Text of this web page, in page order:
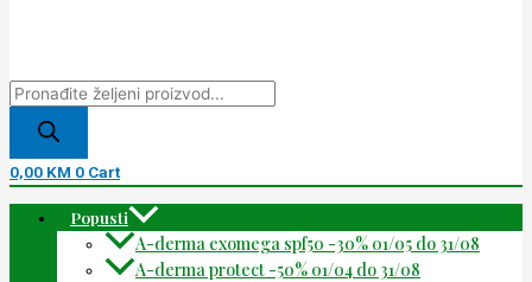
0,00 KM 0 Cart
Popusti
A-derma exomega spf50 -30% 01/05 do 31/08
A-derma protect -50% 01/04 do 31/08